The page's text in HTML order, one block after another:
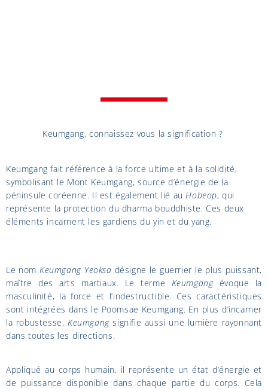
Keumgang, connaissez vous la signification ?
Keumgang fait référence à la force ultime et à la solidité,
symbolisant le Mont Keumgang, source d’énergie de la
péninsule coréenne. Il est également lié auHobeop, qui
représente la protection du dharma bouddhiste. Ces deux
éléments incarnent les gardiens du yin et du yang.
Le nomKeumgang Yeoksa désigne le guerrier le plus puissant,
maître des arts martiaux. Le terme Keumgang évoque la
masculinité, la force et l’indestructible. Ces caractéristiques
sont intégrées dans le Poomsae Keumgang. En plus d’incarner
la robustesse, Keumgangsignifie aussi une lumière rayonnant
dans toutes les directions.
Appliqué au corps humain, il représente un état d’énergie et
de puissance disponible dans chaque partie du corps. Cela